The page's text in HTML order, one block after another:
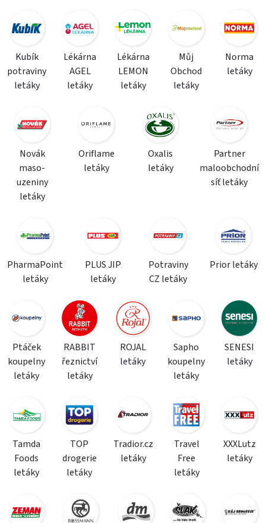
Kubík
potraviny
letáky
Lékárna
AGEL
letáky
Lékárna
LEMON
letáky
Můj
Obchod
letáky
Norma
letáky
Novák
maso-
uzeniny
letáky
Oriflame
letáky
Oxalis
letáky
Partner
maloobchodní
síť letáky
PharmaPoint
letáky
PLUS JIP
letáky
Potraviny
CZ letáky
Prior letáky
Ptáček
koupelny
letáky
RABBIT
řeznictví
letáky
ROJAL
letáky
Sapho
koupelny
letáky
SENESI
letáky
Tamda
Foods
letáky
TOP
drogerie
letáky
Tradior.cz
letáky
Travel
Free
letáky
XXXLutz
letáky